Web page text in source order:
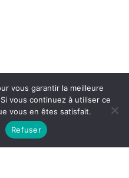
vous garantir la meilleure
vous continuez à utiliser ce
vous en êtes satisfait.
Refuser